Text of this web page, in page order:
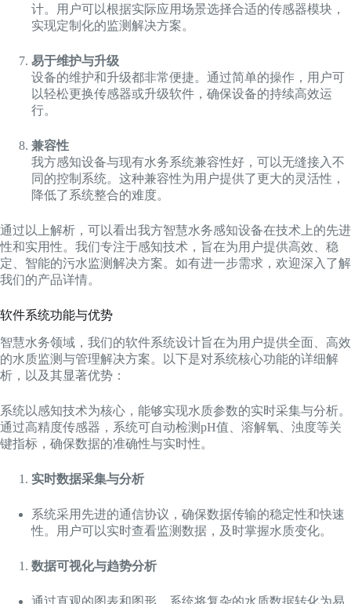
计。用户可以根据实际应用场景选择合适的传感器模块，
实现定制化的监测解决方案。
易于维护与升级
设备的维护和升级都非常便捷。通过简单的操作，用户可
以轻松更换传感器或升级软件，确保设备的持续高效运
行。
兼容性
我方感知设备与现有水务系统兼容性好，可以无缝接入不
同的控制系统。这种兼容性为用户提供了更大的灵活性，
降低了系统整合的难度。
通过以上解析，可以看出我方智慧水务感知设备在技术上的先进
性和实用性。我们专注于感知技术，旨在为用户提供高效、稳
定、智能的污水监测解决方案。如有进一步需求，欢迎深入了解
我们的产品详情。
软件系统功能与优势
智慧水务领域，我们的软件系统设计旨在为用户提供全面、高效
的水质监测与管理解决方案。以下是对系统核心功能的详细解
析，以及其显著优势：
系统以感知技术为核心，能够实现水质参数的实时采集与分析。
通过高精度传感器，系统可自动检测pH值、溶解氧、浊度等关
键指标，确保数据的准确性与实时性。
实时数据采集与分析
系统采用先进的通信协议，确保数据传输的稳定性和快速
性。用户可以实时查看监测数据，及时掌握水质变化。
数据可视化与趋势分析